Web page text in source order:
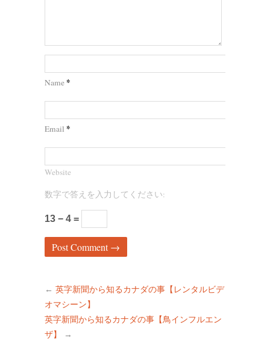
Name*
Email *
Website
数字で答えを入力してください:
13 − 4 =
← 英字新聞から知るカナダの事【レンタルビデ
オマシーン】
英字新聞から知るカナダの事【鳥インフルエン
ザ】
→